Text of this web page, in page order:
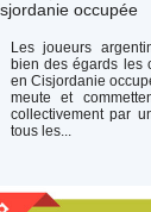
occupée
Les joueurs
bien des égards les
en Cisjordanie
meute et
collectivement par
tous les...